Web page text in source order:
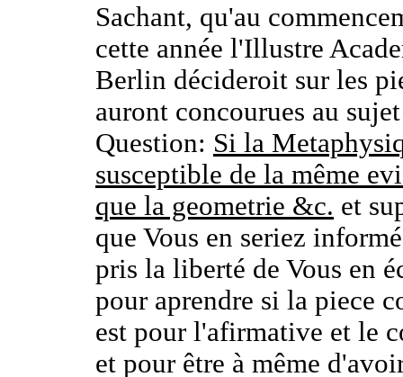
Sachant, qu'au
cette année l'Illustre
Berlin décideroit sur les
auront concourues au
Question: Si la
susceptible de la même
que la geometrie &c. et
que Vous en seriez
pris la liberté de Vous en
pour aprendre si la piece
est pour l'afirmative et le
et pour être à même